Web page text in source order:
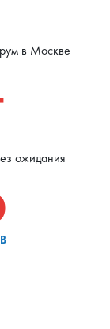
в Москве
ожидания